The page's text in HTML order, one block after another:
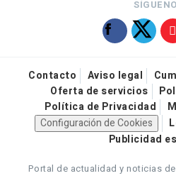
Contacto Aviso legal
Oferta de servicios
Política de Privacidad
Configuración de Cookies
Publicidad
Portal de actualidad y noticias